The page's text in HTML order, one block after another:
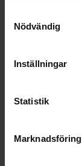
Nödvändig
Inställningar
Statistik
Marknadsföring
Karriär